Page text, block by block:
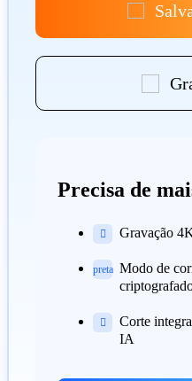
Precisa de
 Gravação
Modo de
preta

Corte
IA